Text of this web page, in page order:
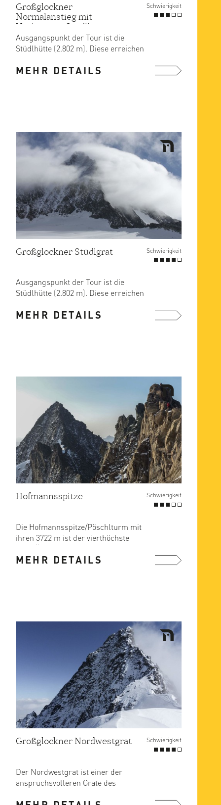
Großglockner
Normalanstieg mit
Nächtigung Stüdlhütte
Schwierigkeit
Ausgangspunkt der Tour ist die
Stüdlhütte (2.802 m). Diese erreichen
MEHR DETAILS
Großglockner Stüdlgrat Schwierigkeit
Ausgangspunkt der Tour ist die
Stüdlhütte (2.802 m). Diese erreichen
MEHR DETAILS
Hofmannsspitze Schwierigkeit
Die Hofmannsspitze/Pöschlturm mit
ihren 3722 m ist der vierthöchste
Berg Österreichs und zeichnet ...
MEHR DETAILS
Großglockner Nordwestgrat Schwierigkeit
Der Nordwestgrat ist einer der
anspruchsvolleren Grate des